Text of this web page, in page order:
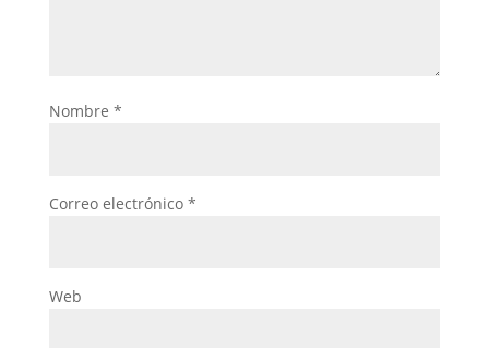
Nombre *
Correo electrónico *
Web